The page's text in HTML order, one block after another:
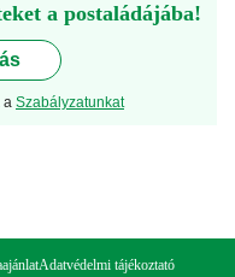
a postaládájába!
a Szabályzatunkat
Adatvédelmi tájékoztató